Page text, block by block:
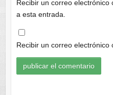
Recibir un correo electrónico
a esta entrada.
Recibir un correo electrónico